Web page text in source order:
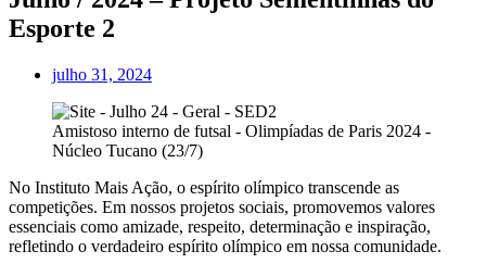
Esporte 2
julho 31, 2024
Amistoso interno de futsal - Olimpíadas de Paris 2024 -
Núcleo Tucano (23/7)
No Instituto Mais Ação, o espírito olímpico transcende as
competições. Em nossos projetos sociais, promovemos valores
essenciais como amizade, respeito, determinação e inspiração,
refletindo o verdadeiro espírito olímpico em nossa comunidade.